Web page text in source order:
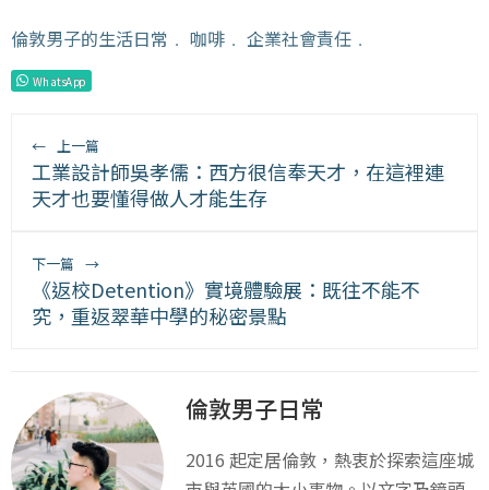
倫敦男子的生活日常 ﹒ 咖啡 ﹒ 企業社會責任 ﹒
WhatsApp
← 上一篇
工業設計師吳孝儒：西方很信奉天才，在這裡連
天才也要懂得做人才能生存
下一篇 →
《返校Detention》實境體驗展：既往不能不
究，重返翠華中學的秘密景點
倫敦男子日常
2016 起定居倫敦，熱衷於探索這座城